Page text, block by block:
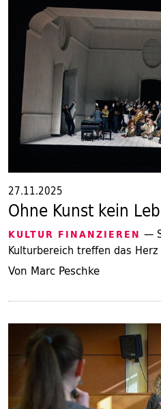
27.11.2025
Ohne Kunst kein
KULTUR FINANZIEREN —
Kulturbereich treffen das
Von Marc Peschke